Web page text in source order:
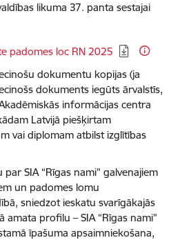
likuma 37. panta sestajai
padomes loc RN 2025
dokumentu kopijas (ja
dokuments iegūts ārvalstīs,
informācijas centra
Latvijā piešķirtam
vai diplomam atbilst izglītības
SIA “Rīgas nami” galvenajiem
un padomes lomu
sniedzot ieskatu svarīgākajās
profilu – SIA “Rīgas nami”
īpašuma apsaimniekošana,